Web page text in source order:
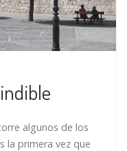
algunos de los
la primera vez que